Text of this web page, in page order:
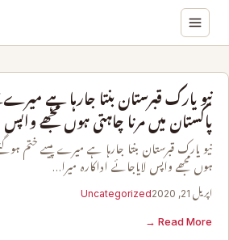
نیو یارک قبرستان بنتا جارہا ہے میرے
پاکستان میں مرنا چاہتی ہوں مجھے واپس
نیو یارک قبرستان بنتا جارہا ہے میرے پیسے ختم
ہوں مجھے واپس لایاجائے اداکارہ میرا…
اپریل 21, 2020 Uncategorized
Read More →